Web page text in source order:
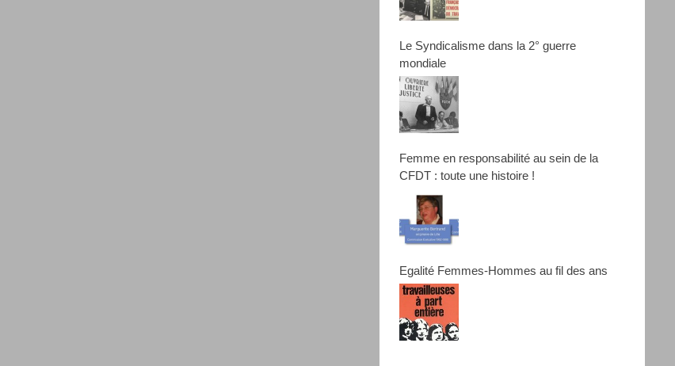
Le Syndicalisme dans la 2° guerre
mondiale
Femme en responsabilité au sein de la
CFDT : toute une histoire !
Egalité Femmes-Hommes au fil des ans